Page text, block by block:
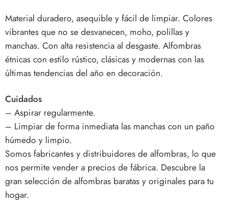
Material duradero, asequible y fácil de limpiar. Colores
vibrantes que no se desvanecen, moho, polillas y
manchas. Con alta resistencia al desgaste. Alfombras
étnicas con estilo rústico, clásicas y modernas con las
últimas tendencias del año en decoración.
Cuidados
– Aspirar regularmente.
– Limpiar de forma inmediata las manchas con un paño
húmedo y limpio.
Somos fabricantes y distribuidores de alfombras, lo que
nos permite vender a precios de fábrica. Descubre la
gran selección de alfombras baratas y originales para tu
hogar.